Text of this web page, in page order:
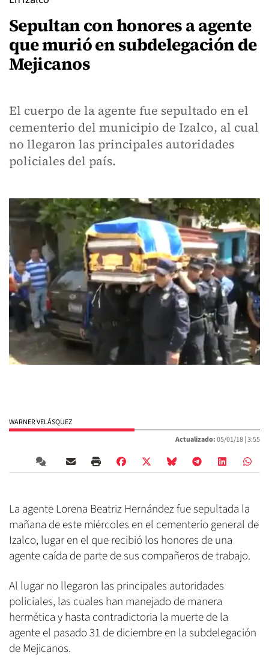
Sepultan con honores a agente
que murió en subdelegación de
Mejicanos
El cuerpo de la agente fue sepultado en el
cementerio del municipio de Izalco, al cual
no llegaron las principales autoridades
policiales del país.
WARNER VELÁSQUEZ
Actualizado:05/01/18 |3:55
La agente Lorena Beatriz Hernández fue sepultada la
mañana de este miércoles en el cementerio general de
Izalco, lugar en el que recibió los honores de una
agente caída de parte de sus compañeros de trabajo.
Al lugar no llegaron las principales autoridades
policiales, las cuales han manejado de manera
hermética y hasta contradictoria la muerte de la
agente el pasado 31 de diciembre en la subdelegación
de Mejicanos.